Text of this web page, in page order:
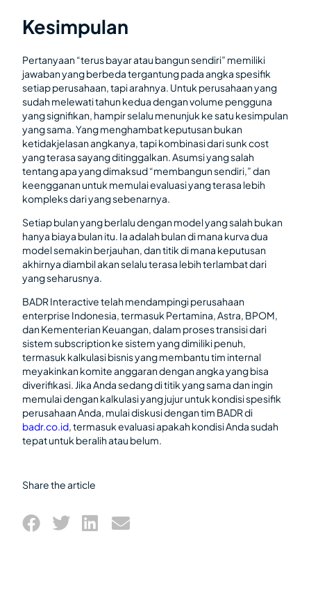
Kesimpulan
Pertanyaan “terus bayar atau bangun sendiri” memiliki
jawaban yang berbeda tergantung pada angka spesifik
setiap perusahaan, tapi arahnya. Untuk perusahaan yang
sudah melewati tahun kedua dengan volume pengguna
yang signifikan, hampir selalu menunjuk ke satu kesimpulan
yang sama. Yang menghambat keputusan bukan
ketidakjelasan angkanya, tapi kombinasi dari sunk cost
yang terasa sayang ditinggalkan. Asumsi yang salah
tentang apa yang dimaksud “membangun sendiri,” dan
keengganan untuk memulai evaluasi yang terasa lebih
kompleks dari yang sebenarnya.
Setiap bulan yang berlalu dengan model yang salah bukan
hanya biaya bulan itu. Ia adalah bulan di mana kurva dua
model semakin berjauhan, dan titik di mana keputusan
akhirnya diambil akan selalu terasa lebih terlambat dari
yang seharusnya.
BADR Interactive telah mendampingi perusahaan
enterprise Indonesia, termasuk Pertamina, Astra, BPOM,
dan Kementerian Keuangan, dalam proses transisi dari
sistem subscription ke sistem yang dimiliki penuh,
termasuk kalkulasi bisnis yang membantu tim internal
meyakinkan komite anggaran dengan angka yang bisa
diverifikasi. Jika Anda sedang di titik yang sama dan ingin
memulai dengan kalkulasi yang jujur untuk kondisi spesifik
perusahaan Anda, mulai diskusi dengan tim BADR di
badr.co.id, termasuk evaluasi apakah kondisi Anda sudah
tepat untuk beralih atau belum.
Share the article